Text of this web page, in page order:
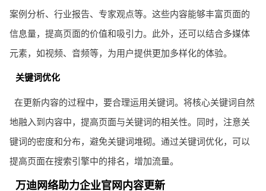
案例分析、行业报告、专家观点等。这些内容能够丰富页面的
信息量，提高页面的价值和吸引力。此外，还可以结合多媒体
元素，如视频、音频等，为用户提供更加多样化的体验。
关键词优化
在更新内容的过程中，要合理运用关键词。将核心关键词自然
地融入到内容中，提高页面与关键词的相关性。同时，注意关
键词的密度和分布，避免关键词堆砌。通过关键词优化，可以
提高页面在搜索引擎中的排名，增加流量。
万迪网络助力企业官网内容更新